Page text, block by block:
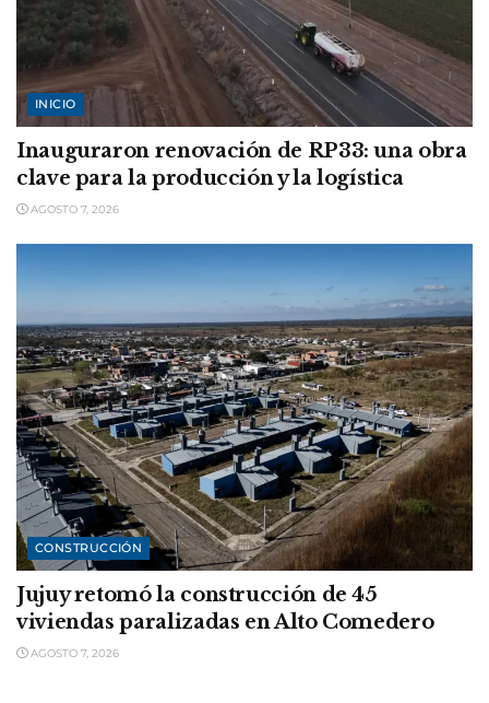
INICIO
Inauguraron renovación de RP33: una obra
clave para la producción y la logística
AGOSTO 7, 2026
CONSTRUCCIÓN
Jujuy retomó la construcción de 45
viviendas paralizadas en Alto Comedero
AGOSTO 7, 2026